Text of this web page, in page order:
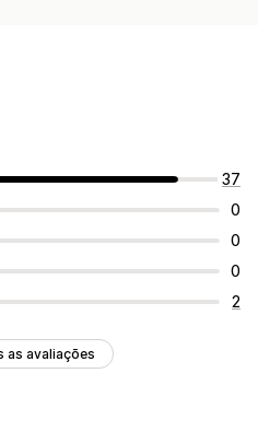
37
0
0
0
2
as avaliações